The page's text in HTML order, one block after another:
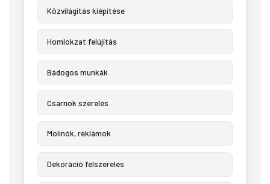
Közvilágítás kiépítése
Homlokzat felújítás
Bádogos munkák
Csarnok szerelés
Molinók, reklámok
Dekoráció felszerelés